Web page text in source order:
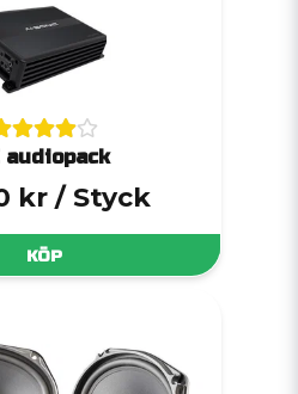
audiopack
kr / Styck
KÖP